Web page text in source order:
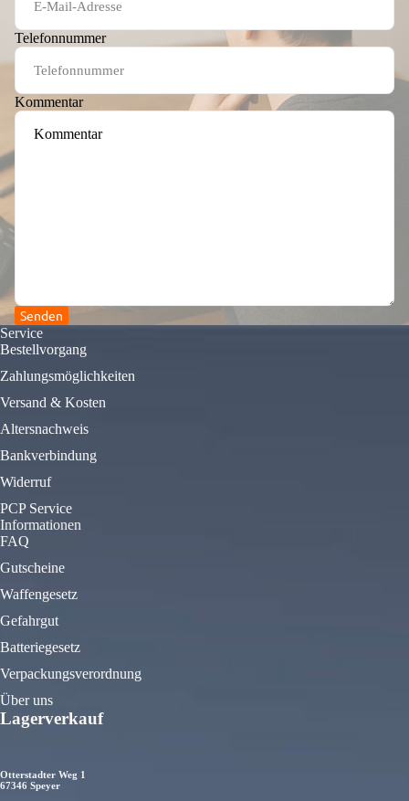
Telefonnummer
Kommentar
Senden
Service
Bestellvorgang
Zahlungsmöglichkeiten
Versand & Kosten
Altersnachweis
Bankverbindung
Widerruf
PCP Service
Informationen
FAQ
Gutscheine
Waffengesetz
Gefahrgut
Batteriegesetz
Verpackungsverordnung
Über uns
Lagerverkauf
Otterstadter Weg 1
67346 Speyer